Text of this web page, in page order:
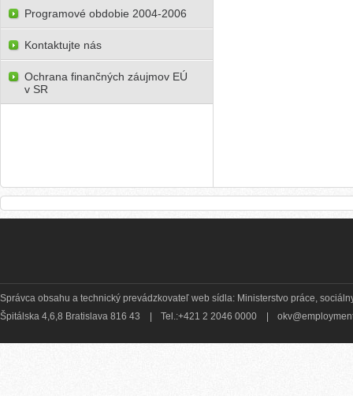
Programové obdobie 2004-2006
Kontaktujte nás
Ochrana finančných záujmov EÚ
v SR
Správca obsahu a technický prevádzkovateľ web sídla: Ministerstvo práce,
Špitálska 4,6,8 Bratislava 816 43
Tel.:+421 2 2046 0000